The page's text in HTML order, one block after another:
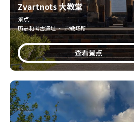
Zvartnots 大教堂
景点
历史和考古遗址 · 宗教场所
查看景点